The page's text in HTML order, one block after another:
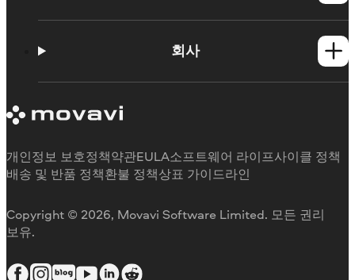
학습 포털
체험판 제한 사항
환불
회사
후기
Movavi를 선택하는 이유
업무용
Copyright © 2026, Movavi Software Limited. 모든 권리
보유.
개인정보 보호정책약관EULA소프트웨어 라이프사이클 정책
배송 및 반품 정책환불 정책상표 가이드라인